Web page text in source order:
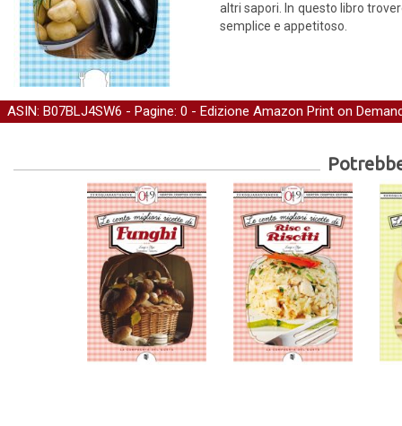
altri sapori. In questo libro
semplice e appetitoso.
ASIN: B07BLJ4SW6 - Pagine: 0 - Edizione Amazon Print on